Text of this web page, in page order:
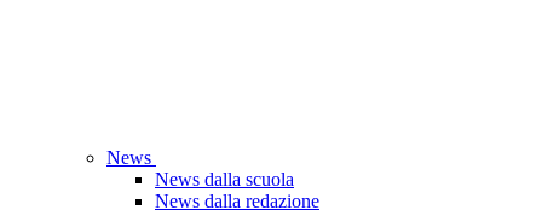
News
News dalla scuola
News dalla redazione